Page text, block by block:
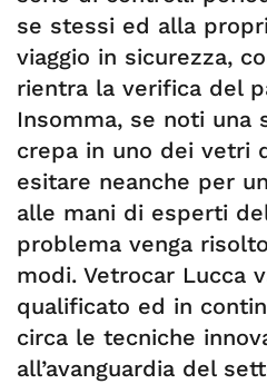
se stessi ed alla
viaggio in sicurezza,
rientra la verifica del
Insomma, se noti una
crepa in uno dei vetri
esitare neanche per
alle mani di esperti
problema venga
modi. Vetrocar Lucca
qualificato ed in
circa le tecniche
all’avanguardia del